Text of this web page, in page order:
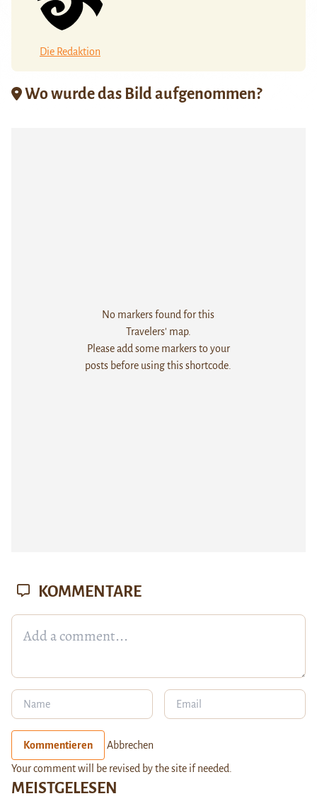
Die Redaktion
Wo wurde das Bild aufgenommen?
No markers found for this
Travelers' map.
Please add some markers to your
posts before using this shortcode.
MEISTGELESEN
KOMMENTARE
Kommentieren Abbrechen
Your comment will be revised by the site if needed.